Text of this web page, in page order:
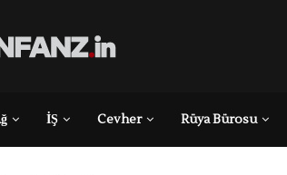
İŞ Cevher Rüya Bürosu